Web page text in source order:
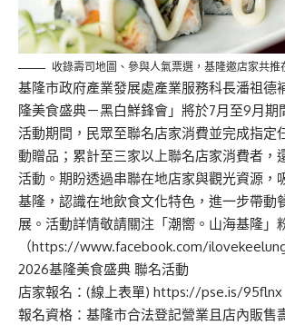
收錄壽司地圖、參與人氣票選，基隆邀店家共推
基隆市政府產業發展處產業服務科長潘祖德
隆美食盛典－黑白鮮鋒會」將於7月至9月期
活動期間，民眾至聯名店家消費並完成指定
動贈品；累計至三家以上聯名店家消費者，
活動。期盼透過串聯在地店家與觀光資源，
基隆，認識在地飲食文化特色，進一步帶動
展。活動詳情敬請關注「潮嚮。山海基隆」
（https://www.facebook.com/
2026基隆美食盛典 聯名活動
店家報名：(線上表單) https://pse.is/95flnx
報名資格：基隆市合法登記營業且店內販售